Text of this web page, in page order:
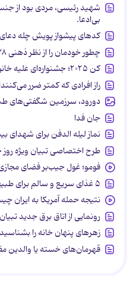
شهید رئیسی، مردی بود از
بی‌ادعا.
کدهای پیشواز پویش چله
چطور خودمان را از نظر ذهنی ۳۸ برابر قوی‌تر کنیم؟
کن ۲۰۲۵؛ جشنواره‌ای علیه خانواده
راز افرادی که کمتر ضرر
دورود، سرزمین شگفتی‌های
جان فدا
نماز لیله الدفن برای شهدای
طرح اختصاصی تبیان ویژه
فومو؛ غول جیب‌بر فضای
۵ غذای سریع و سالم برای طبیعت‌گردی
نتیجه حمله آمریکا به ایران
رونمایی از اتاق برق جدید تبیان
زهرهای پنهان خانه را
قهرمان‌های خسته یا والدین